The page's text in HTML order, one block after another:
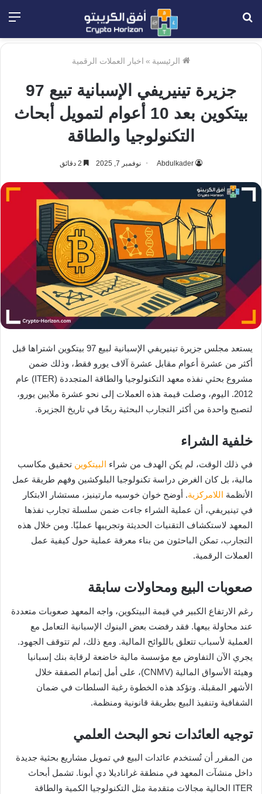
الرئيسية » اخبار العملات الرقمية
جزيرة تينيريفي الإسبانية تبيع 97
بيتكوين بعد 10 أعوام لتمويل أبحاث
التكنولوجيا والطاقة
Abdulkader نوفمبر 7, 2025
يستعد مجلس جزيرة تينيريفي الإسبانية لبيع 97 بيتكوين اشتراها قبل
أكثر من عشرة أعوام مقابل عشرة آلاف يورو فقط، وذلك ضمن
مشروع بحثي نفذه معهد التكنولوجيا والطاقة المتجددة (ITER) عام
2012. اليوم، وصلت قيمة هذه العملات إلى نحو عشرة ملايين يورو،
لتصبح واحدة من أكثر التجارب البحثية ربحًا في تاريخ الجزيرة.
خلفية الشراء
في ذلك الوقت، لم يكن الهدف من شراء البيتكوين تحقيق مكاسب
مالية، بل كان الغرض دراسة تكنولوجيا البلوكشين وفهم طريقة عمل
الأنظمة اللامركزية. أوضح خوان خوسيه مارتينيز، مستشار الابتكار
في تينيريفي، أن عملية الشراء جاءت ضمن سلسلة تجارب نفذها
المعهد لاستكشاف التقنيات الحديثة وتجريبها عمليًا. ومن خلال هذه
التجارب، تمكن الباحثون من بناء معرفة عملية حول كيفية عمل
العملات الرقمية.
صعوبات البيع ومحاولات سابقة
رغم الارتفاع الكبير في قيمة البيتكوين، واجه المعهد صعوبات متعددة
عند محاولة بيعها. فقد رفضت بعض البنوك الإسبانية التعامل مع
العملية لأسباب تتعلق باللوائح المالية. ومع ذلك، لم تتوقف الجهود.
يجري الآن التفاوض مع مؤسسة مالية خاضعة لرقابة بنك إسبانيا
وهيئة الأسواق المالية (CNMV)، على أمل إتمام الصفقة خلال
الأشهر المقبلة. وتؤكد هذه الخطوة رغبة السلطات في ضمان
الشفافية وتنفيذ البيع بطريقة قانونية ومنظمة.
توجيه العائدات نحو البحث العلمي
من المقرر أن تُستخدم عائدات البيع في تمويل مشاريع بحثية جديدة
داخل منشآت المعهد في منطقة غراناديلا دي أبونا. تشمل أبحاث
ITER الحالية مجالات متقدمة مثل التكنولوجيا الكمية والطاقة